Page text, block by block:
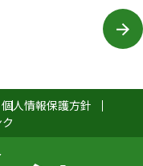
個人情報保護方針